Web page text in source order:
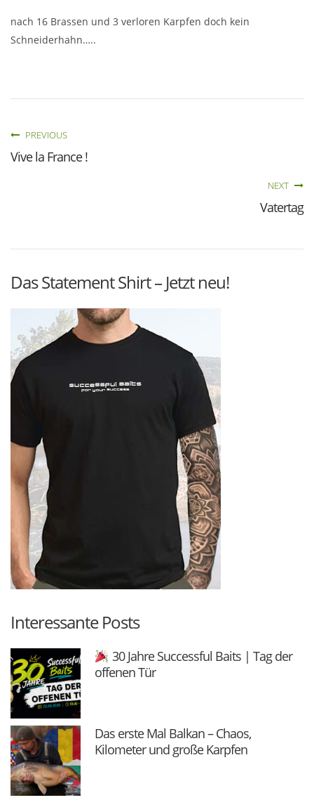
nach 16 Brassen und 3 verloren Karpfen doch kein
Schneiderhahn…..
PREVIOUS
Vive la France !
NEXT
Vatertag
Das Statement Shirt – Jetzt neu!
Interessante Posts
30 Jahre Successful Baits | Tag der
offenen Tür
Das erste Mal Balkan – Chaos,
Kilometer und große Karpfen